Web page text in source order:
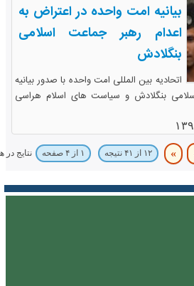
بیانیه امت واحده در اعتراض به
اعدام رهبر جماعت اسلامی
بنگلادش
اتحادیه بین المللی امت واحده با صدور بیانیه
بنگلادش و سیاست های اسلام هراسی
» ۱۲ از ۴۱ نتیجه ۱ از ۴ صفحه نتایج